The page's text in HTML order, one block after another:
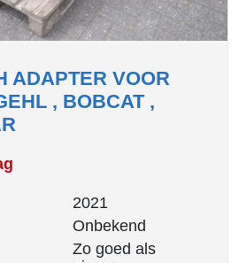
ADAPTER VOOR
, BOBCAT ,
2021
Onbekend
Zo goed als